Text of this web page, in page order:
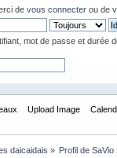
de vous connecterou de
mot de passe et durée
Upload Image
daicaidais » Profil de SaVio